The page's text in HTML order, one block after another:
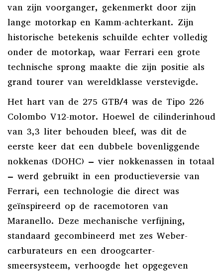
van zijn voorganger, gekenmerkt door zijn
lange motorkap en Kamm-achterkant. Zijn
historische betekenis schuilde echter volledig
onder de motorkap, waar Ferrari een grote
technische sprong maakte die zijn positie als
grand tourer van wereldklasse verstevigde.
Het hart van de 275 GTB/4 was de Tipo 226
Colombo V12-motor. Hoewel de cilinderinhoud
van 3,3 liter behouden bleef, was dit de
eerste keer dat een dubbele bovenliggende
nokkenas (DOHC) – vier nokkenassen in totaal
– werd gebruikt in een productieversie van
Ferrari, een technologie die direct was
geïnspireerd op de racemotoren van
Maranello. Deze mechanische verfijning,
standaard gecombineerd met zes Weber-
carburateurs en een droogcarter-
smeersysteem, verhoogde het opgegeven